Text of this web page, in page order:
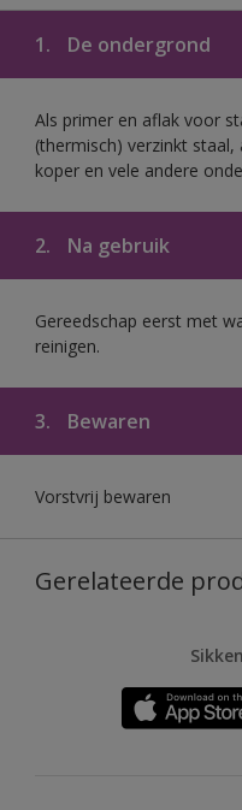
1. De ondergrond
Als primer en aflak voor
(thermisch) verzinkt
koper en vele andere
2. Na gebruik
Gereedschap eerst met
reinigen.
3. Bewaren
Vorstvrij bewaren
Gerelateerde